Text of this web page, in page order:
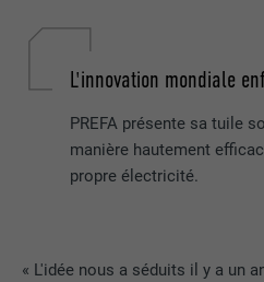
L'innovation mondiale
PREFA présente sa tuile
manière hautement
propre électricité.
« L'idée nous a séduits il y a un